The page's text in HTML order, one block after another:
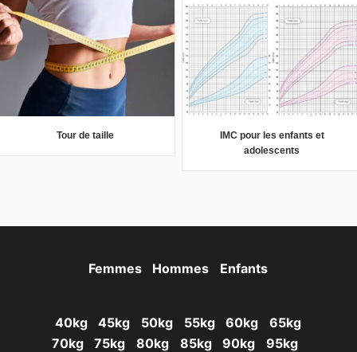
Tour de taille
IMC pour les enfants et
adolescents
Femmes Hommes Enfants
40kg 45kg 50kg 55kg 60kg
65kg
70kg
75kg 80kg 85kg 90kg
95kg